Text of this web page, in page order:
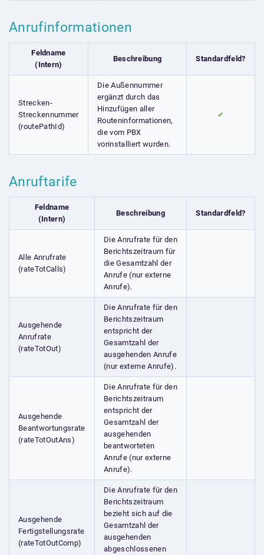
Anrufinformationen
Feldname
(Intern)
Beschreibung Standardfeld?
Strecken-
Streckennummer
(routePathId)
Die Außennummer
ergänzt durch das
Hinzufügen aller
Routeninformationen,
die vom PBX
vorinstalliert wurden.
✔
Anruftarife
Feldname
(Intern)
Beschreibung Standardfeld?
Alle Anrufrate
(rateTotCalls)
Die Anrufrate für den
Berichtszeitraum für
die Gesamtzahl der
Anrufe (nur externe
Anrufe).
Ausgehende
Anrufrate
(rateTotOut)
Die Anrufrate für den
Berichtszeitraum
entspricht der
Gesamtzahl der
ausgehenden Anrufe
(nur externe Anrufe).
Ausgehende
Beantwortungsrate
(rateTotOutAns)
Die Anrufrate für den
Berichtszeitraum
entspricht der
Gesamtzahl der
ausgehenden
beantworteten
Anrufe (nur externe
Anrufe).
Ausgehende
Fertigstellungsrate
(rateTotOutComp)
Die Anrufrate für den
Berichtszeitraum
bezieht sich auf die
Gesamtzahl der
ausgehenden
abgeschlossenen